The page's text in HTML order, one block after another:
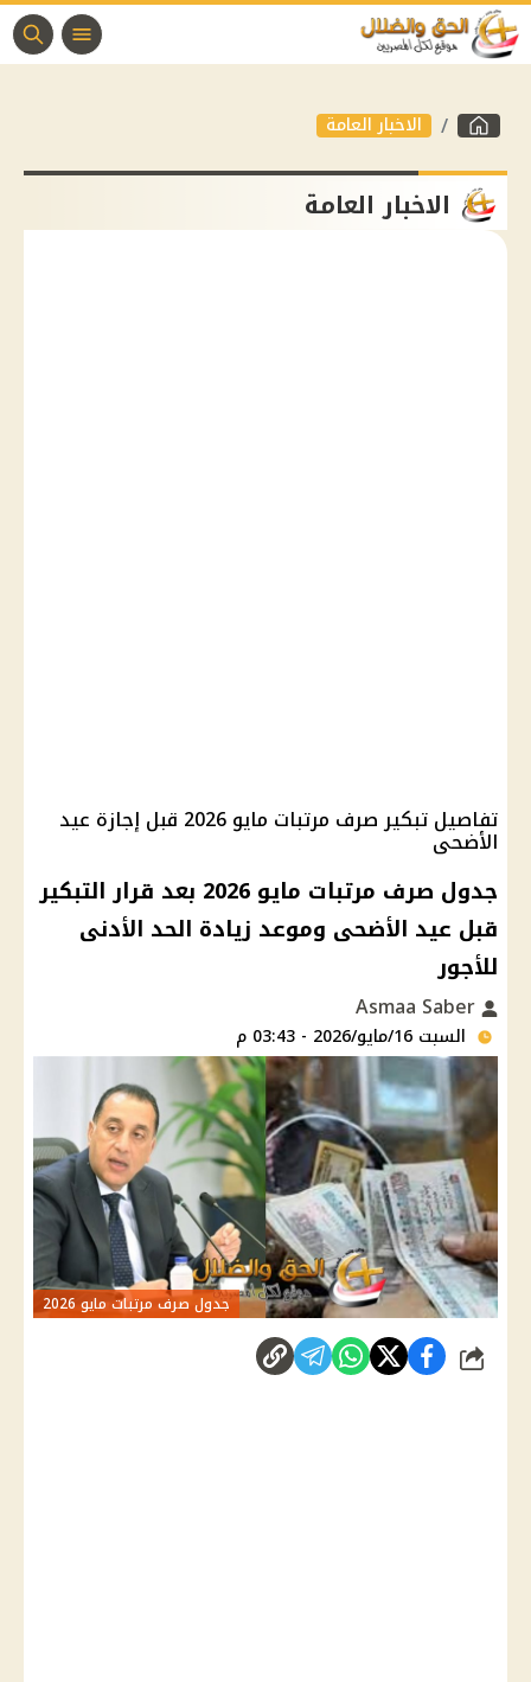
الاخبار العامة
الاخبار العامة
تفاصيل تبكير صرف مرتبات مايو 2026 قبل إجازة عيد
الأضحى
جدول صرف مرتبات مايو 2026 بعد قرار التبكير
قبل عيد الأضحى وموعد زيادة الحد الأدنى
للأجور
السبت 16/مايو/2026 - 03:43 م
جدول صرف مرتبات مايو 2026
شارك